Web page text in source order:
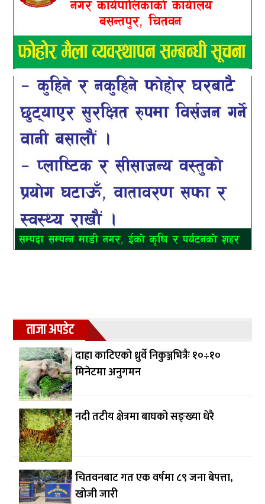
ताजा अपडेट
दाह्रा काटिएको ध्रुर्वे निकुञ्जभित्रैः १०÷१०
मिनेटमा अनुगमन
नदी तटीय क्षेत्रमा बाघको सङ्ख्या धेरै
चितवनबाट गत एक वर्षमा ८९ जना बेपत्ता,
खोजी जारी